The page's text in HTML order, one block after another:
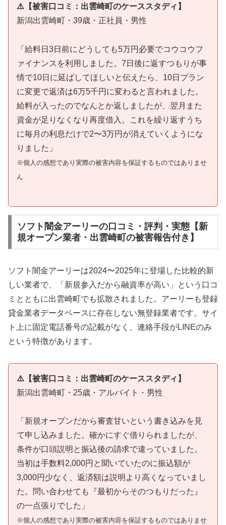
⚠️【被害口コミ：出雲崎町のケーススタディ】
新潟出雲崎町・39歳・正社員・男性
「給料日3日前にどうしても5万円必要でコウコウフ
ァイナンスを利用しました。7日後に返すつもりが事
情で10日に延ばしてほしいと伝えたら、10日プラン
に変更で返済は6万5千円に変わると言われました。
給料が入ったのでなんとか返しましたが、翌月また
資金が足りなくなり再度借入。これを繰り返すうち
に毎月の利息だけで2〜3万円が消えていくようにな
りました」
※個人の感想であり実際の被害内容を保証するものではありませ
ん
ソフト闇金アーリーの口コミ・評判・実態【新
規オープン業者・出雲崎町の被害報告付き】
ソフト闇金アーリーは2024〜2025年に登場した比較的新
しい業者で、「新規参入だから融資率が高い」という口コ
ミとともに出雲崎町でも拡散されました。アーリーも登録
貸金業者データベースに存在しない無登録業者です。サイ
ト上に固定電話番号の記載がなく、連絡手段がLINEのみ
という特徴があります。
⚠️【被害口コミ：出雲崎町のケーススタディ】
新潟出雲崎町・25歳・アルバイト・男性
「新規オープンだから審査甘いという書き込みを見
て申し込みました。確かにすぐ借りられましたが、
条件が口頭説明と振込後の請求で違っていました。
当初は手数料2,000円と聞いていたのに振込額が
3,000円少なく、返済額は説明より高くなっていまし
た。問い合わせても『最初からそのつもりだった』
の一点張りでした」
※個人の感想であり実際の被害内容を保証するものではありませ